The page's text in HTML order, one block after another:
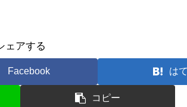
ェアする
Facebook は
コピー